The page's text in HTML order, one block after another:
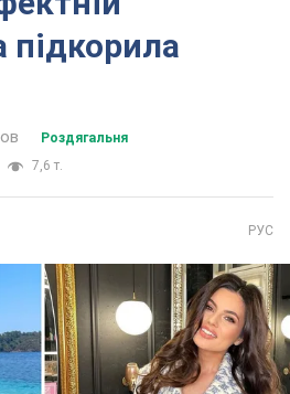
підкорила
Роздягальня
7,6 т.
РУС